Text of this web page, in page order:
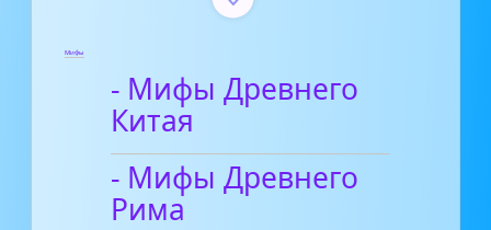
Мифы
- Мифы Древнего
Китая
- Мифы Древнего
Рима